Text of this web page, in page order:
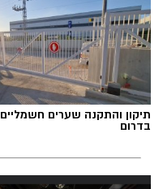
תיקון והתקנה שערים חשמליים
בדרום